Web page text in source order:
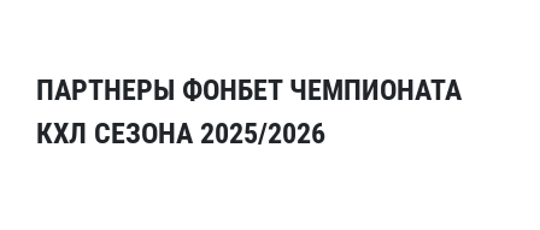
ПАРТНЕРЫ ФОНБЕТ ЧЕМПИОНАТА
КХЛ СЕЗОНА 2025/2026